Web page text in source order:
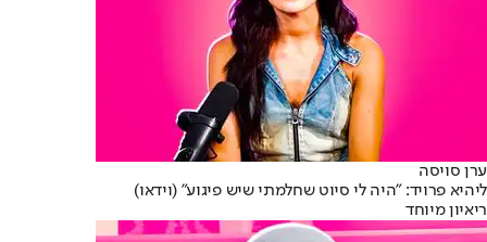
ערן סויסה
ליהיא פרויד: "היה לי סיוט שחלמתי שיש פיגוע" (וידאו)
ריאיון מיוחד